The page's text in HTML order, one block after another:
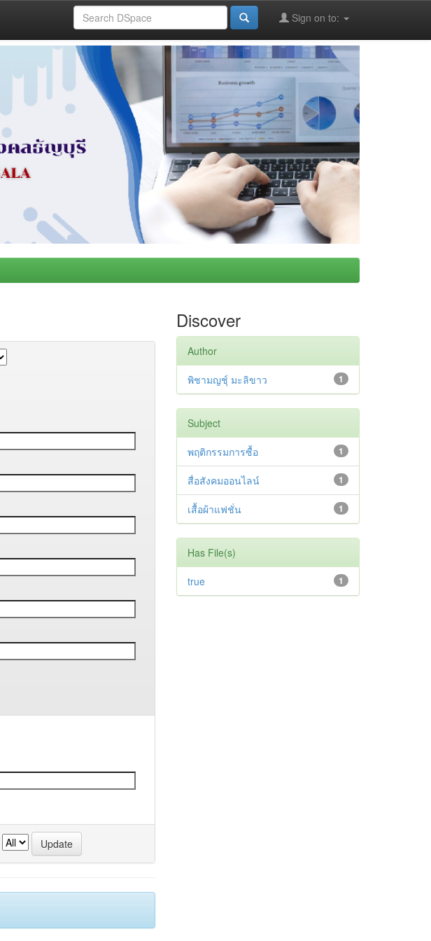
Sign on to:
Discover
Author
1
พิชามญชุ์ มะลิขาว
Subject
1
พฤติกรรมการซื้อ
1
สื่อสังคมออนไลน์
1
เสื้อผ้าแฟชั่น
Has File(s)
1
true